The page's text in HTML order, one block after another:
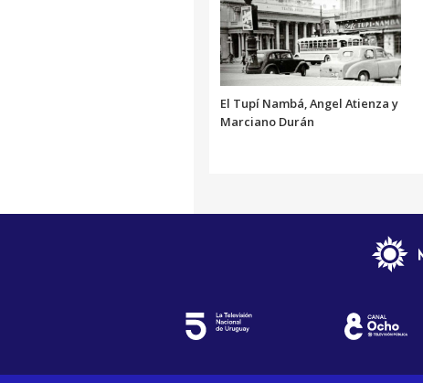
El Tupí Nambá, Angel Atienza y
Marciano Durán